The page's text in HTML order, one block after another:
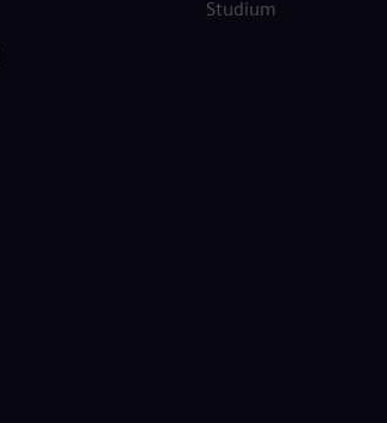
Ausbildung und duales Studium